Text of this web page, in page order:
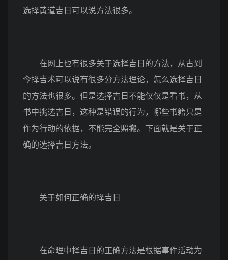
选择黄道吉日可以说方法很多。
在网上也有很多关于选择吉日的方法，从古到
今择吉术可以说有很多分方法理论，怎么选择吉日
的方法也很多。但是选择吉日不能仅仅是看书，从
书中挑选吉日，这种是错误的行为，哪些书籍只是
作为行动的依据，不能完全照搬。下面就是关于正
确的选择吉日方法。
关于如何正确的择吉日
在命理中择吉日的正确方法是根据事件活动为